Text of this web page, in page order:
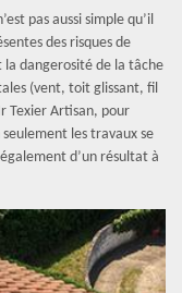
pas aussi simple qu’il
des risques de
dangerosité de la tâche
(vent, toit glissant, fil
Texier Artisan, pour
les travaux se
d’un résultat à